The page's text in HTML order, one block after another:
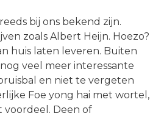
bij ons bekend zijn.
zoals Albert Heijn. Hoezo?
huis laten leveren. Buiten
veel meer interessante
en niet te vergeten
Foe yong hai met wortel,
voordeel. Deen of